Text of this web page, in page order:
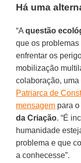
Há uma
“Aquestão
que os
enfrentar os
mobilização
colaboração, uma
Patriarca de
mensagem para o
da Criação. “É
humanidade
problema e que
a conhecesse”.